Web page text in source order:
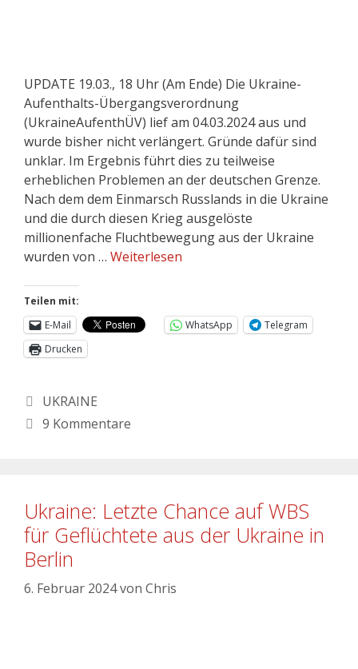
UPDATE 19.03., 18 Uhr (Am Ende) Die Ukraine-
Aufenthalts-Übergangsverordnung
(UkraineAufenthÜV) lief am 04.03.2024 aus und
wurde bisher nicht verlängert. Gründe dafür sind
unklar. Im Ergebnis führt dies zu teilweise
erheblichen Problemen an der deutschen Grenze.
Nach dem dem Einmarsch Russlands in die Ukraine
und die durch diesen Krieg ausgelöste
millionenfache Fluchtbewegung aus der Ukraine
wurden von … Weiterlesen
Teilen mit:
E-Mail
WhatsApp
Telegram
Drucken
Kategorien
UKRAINE
9 Kommentare
Ukraine: Letzte Chance auf WBS
für Geflüchtete aus der Ukraine in
Berlin
6. Februar 2024von Chris